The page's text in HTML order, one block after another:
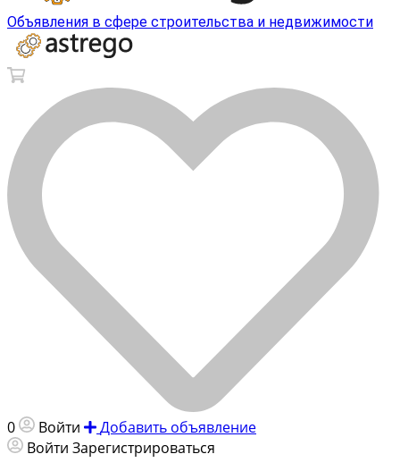
Объявления в сфере строительства и недвижимости
0 Войти
Добавить объявление
Войти Зарегистрироваться